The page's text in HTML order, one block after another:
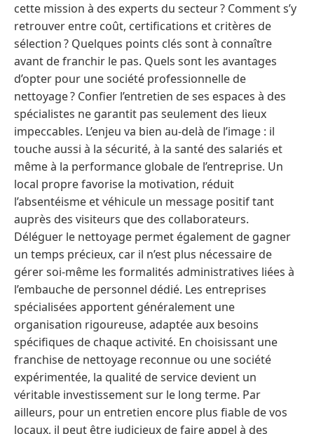
cette mission à des experts du secteur ? Comment s’y
retrouver entre coût, certifications et critères de
sélection ? Quelques points clés sont à connaître
avant de franchir le pas. Quels sont les avantages
d’opter pour une société professionnelle de
nettoyage ? Confier l’entretien de ses espaces à des
spécialistes ne garantit pas seulement des lieux
impeccables. L’enjeu va bien au-delà de l’image : il
touche aussi à la sécurité, à la santé des salariés et
même à la performance globale de l’entreprise. Un
local propre favorise la motivation, réduit
l’absentéisme et véhicule un message positif tant
auprès des visiteurs que des collaborateurs.
Déléguer le nettoyage permet également de gagner
un temps précieux, car il n’est plus nécessaire de
gérer soi-même les formalités administratives liées à
l’embauche de personnel dédié. Les entreprises
spécialisées apportent généralement une
organisation rigoureuse, adaptée aux besoins
spécifiques de chaque activité. En choisissant une
franchise de nettoyage reconnue ou une société
expérimentée, la qualité de service devient un
véritable investissement sur le long terme. Par
ailleurs, pour un entretien encore plus fiable de vos
locaux, il peut être judicieux de faire appel à des